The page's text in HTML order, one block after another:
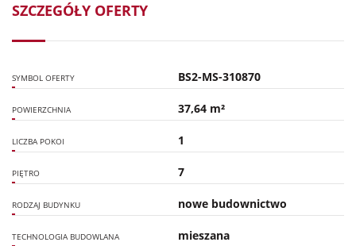
SZCZEGÓŁY OFERTY
SYMBOL OFERTY BS2-MS-310870
POWIERZCHNIA 37,64 m²
LICZBA POKOI 1
PIĘTRO 7
RODZAJ BUDYNKU nowe budownictwo
TECHNOLOGIA BUDOWLANA mieszana